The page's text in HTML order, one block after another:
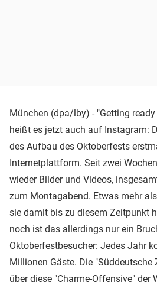
München (dpa/lby) - "Getting
heißt es jetzt auch auf Instagram:
des Aufbau des Oktoberfests
Internetplattform. Seit zwei
wieder Bilder und Videos,
zum Montagabend. Etwas mehr
sie damit bis zu diesem Zeitpunkt
noch ist das allerdings nur ein
Oktoberfestbesucher: Jedes Jahr
Millionen Gäste. Die "Süddeutsche
über diese "Charme-Offensive" der